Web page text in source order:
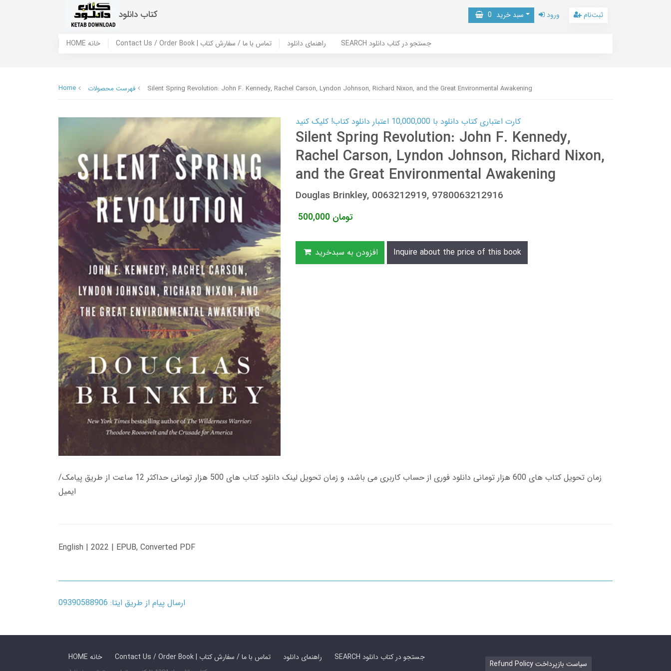
کتاب دانلود سبد خرید 0 ورود ثبت‌نام
HOME خانه Contact Us / Order Book | تماس با ما / سفارش کتاب راهنمای دانلود SEARCH جستجو در کتاب دانلود
Home فهرست محصولات Silent Spring Revolution: John F. Kennedy, Rachel Carson, Lyndon Johnson, Richard Nixon, and the Great Environmental Awakening
کارت اعتباری کتاب دانلود با 10,000,000 اعتبار دانلود کتاب! کلیک کنید
Silent Spring Revolution: John F. Kennedy,
Rachel Carson, Lyndon Johnson, Richard Nixon,
and the Great Environmental Awakening
Douglas Brinkley, 0063212919, 9780063212916
500,000 تومان
افزودن به سبدخرید Inquire about the price of this book
زمان تحویل کتاب های 600 هزار تومانی دانلود فوری از حساب کاربری می باشد، و زمان تحویل لینک دانلود کتاب های 500 هزار تومانی حداکثر 12 ساعت از طریق پیامک/
ایمیل
English | 2022 | EPUB, Converted PDF
ارسال پیام از طریق ایتا: 09390588906
HOME خانه Contact Us / Order Book | تماس با ما / سفارش کتاب راهنمای دانلود SEARCH جستجو در کتاب دانلود
Refund Policy سیاست بازپرداخت